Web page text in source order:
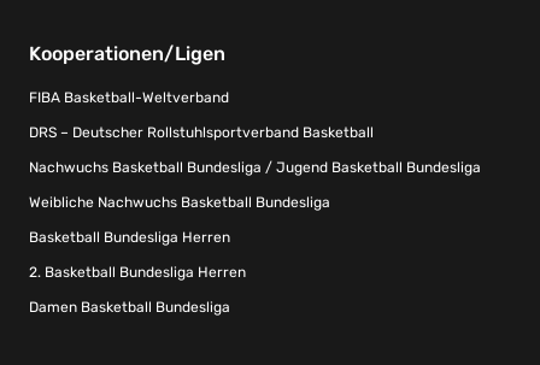
Kooperationen/Ligen
FIBA Basketball-Weltverband
DRS – Deutscher Rollstuhlsportverband Basketball
Nachwuchs Basketball Bundesliga / Jugend Basketball Bundesliga
Weibliche Nachwuchs Basketball Bundesliga
Basketball Bundesliga Herren
2. Basketball Bundesliga Herren
Damen Basketball Bundesliga